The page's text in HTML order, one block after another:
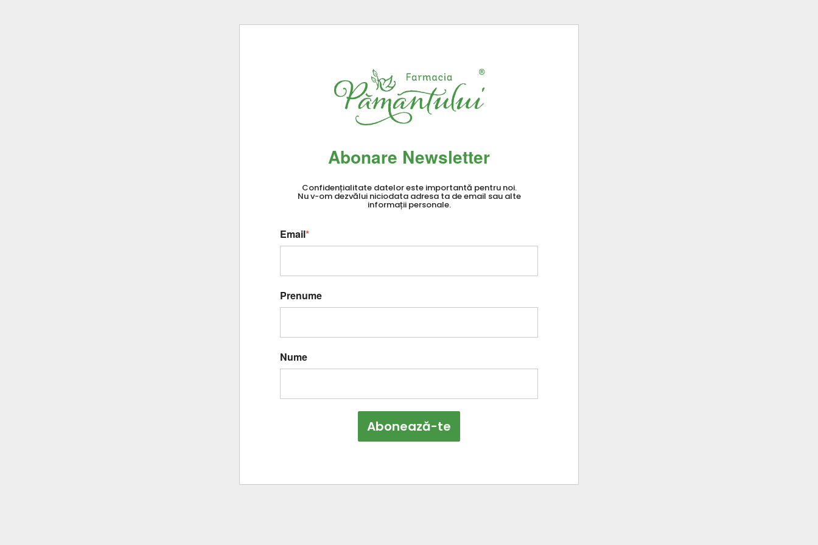
Abonare Newsletter
Confidențialitate datelor este importantă pentru noi.
Nu v-om dezvălui niciodata adresa ta de email sau alte
informații personale.
Email*
Prenume
Nume
Abonează-te